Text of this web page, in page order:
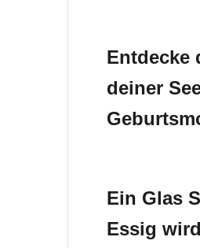
Entdecke
deiner
Ein Glas
Essig